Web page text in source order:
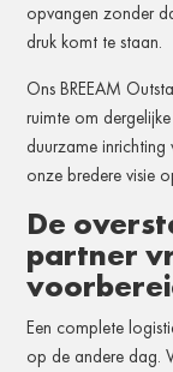
opvangen zonder
druk komt te staan.
Ons BREEAM
ruimte om
duurzame
onze bredere visie
De
partner
Een complete
op de andere dag.